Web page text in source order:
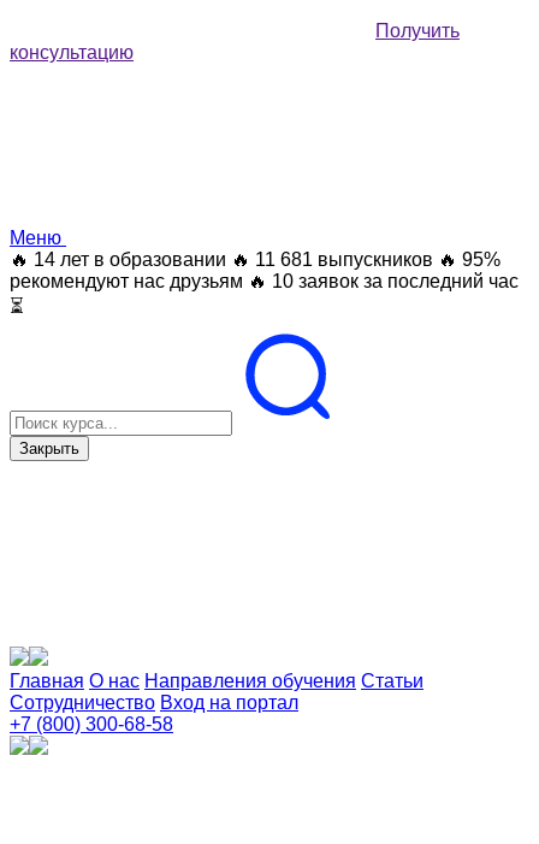
Получить
консультацию
Меню
🔥 14 лет в образовании 🔥 11 681 выпускников 🔥 95%
рекомендуют нас друзьям 🔥 10 заявок за последний час
⏳
Закрыть
Главная О нас Направления обучения Статьи
Сотрудничество Вход на портал
+7 (800) 300-68-58